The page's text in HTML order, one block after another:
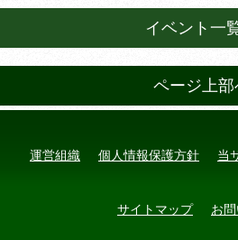
イベント一
ページ上部
運営組織 個人情報保護方針 当
サイトマップ お